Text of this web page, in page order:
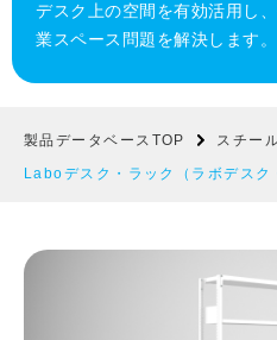
デスク上の空間を有効活用し
業スペース問題を解決します。
製品データベースTOP
スチー
Laboデスク・ラック（ラボデスク